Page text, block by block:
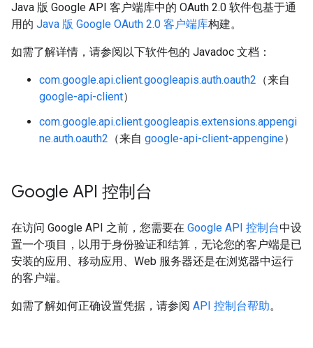
Java 版 Google API 客户端库中的 OAuth 2.0 软件包基于通
用的 Java 版 Google OAuth 2.0 客户端库构建。
如需了解详情，请参阅以下软件包的 Javadoc 文档：
com.google.api.client.googleapis.auth.oauth2 （来自
google-api-client）
com.google.api.client.googleapis.extensions.appengi
ne.auth.oauth2 （来自 google-api-client-appengine）
Google API 控制台
在访问 Google API 之前，您需要在 Google API 控制台中设
置一个项目，以用于身份验证和结算，无论您的客户端是已
安装的应用、移动应用、Web 服务器还是在浏览器中运行
的客户端。
如需了解如何正确设置凭据，请参阅 API 控制台帮助。